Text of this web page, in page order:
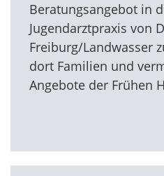
Beratungsangebot in
Jugendarztpraxis von
Freiburg/Landwasser
dort Familien und
Angebote der Frühen